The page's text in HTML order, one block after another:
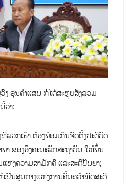
ນຄຳແສນ ກໍໄດ້ສະຫຼຸບສັງລວມ
ວ່າ:​
ວກເຮົາ ຕ້ອງພ້ອມກັນຈັດຕັ້ງປະຕິບັດ
າ ຂອງອົງຄະນະພັກສະຖາບັນ ໃຫ້ພົ້ນ
ຫ່ງຄວາມສາມັກຄີ ແລະສະຕິປັນຍາ;
ເປັນສູນກາງແຫ່ງການຄົ້ນຄວ້າທິດສະດີ